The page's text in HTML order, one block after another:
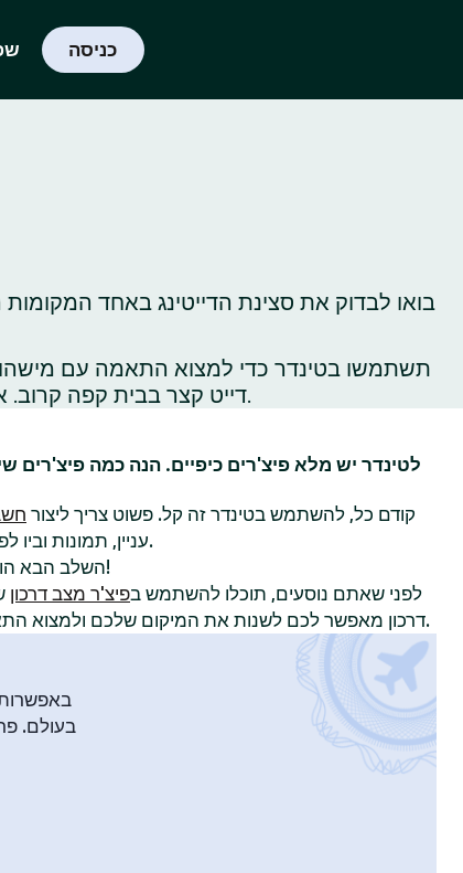
כניסה
בואו לבדוק את סצינת הדייטינג באחד
תשתמשו בטינדר כדי למצוא התאמה עם מישהו
דייט קצר בבית קפה קרוב. או שתלכו לטייל באתרי תיירות ברחבי העיר כדי לגלות, או לגלות‑מחדש, את כל הדברים הכי שווים שיש לעשות שם.
לטינדר יש מלא פיצ'רים כיפיים. הנה כמה פיצ'רים
קודם כל, להשתמש בטינדר זה קל. פשוט צריך ליצור
עניין, תמונות וביו לפרופיל כדי להשוויץ באישיות שלכם.
השלב הבא!
לפני שאתם נוסעים, תוכלו להשתמש בפיצ'ר מצב דרכון
דרכון מאפשר לכם לשנות את המיקום שלכם ולמצוא התאמות עם חברי טינדר בעיר אחרת.
בעולם.